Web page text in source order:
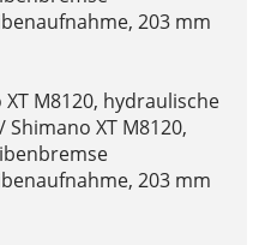
203 mm
M8120, hydraulische
XT M8120,
203 mm